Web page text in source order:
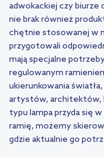
adwokackiej czy
nie brak również
chętnie stosowanej w
przygotowali
mają specjalne
regulowanym
ukierunkowania
artystów, architektów,
typu lampa przyda się
ramię, możemy
gdzie aktualnie go